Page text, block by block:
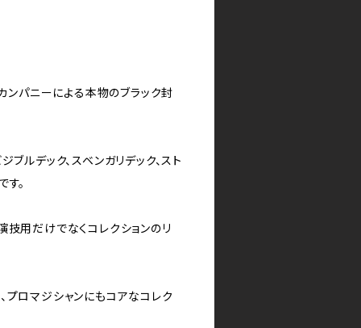
ンパニーによる本物のブラック封
ルデック、スベンガリデック、スト
。
技用だけでなくコレクションのリ
プロマジシャンにもコアなコレク